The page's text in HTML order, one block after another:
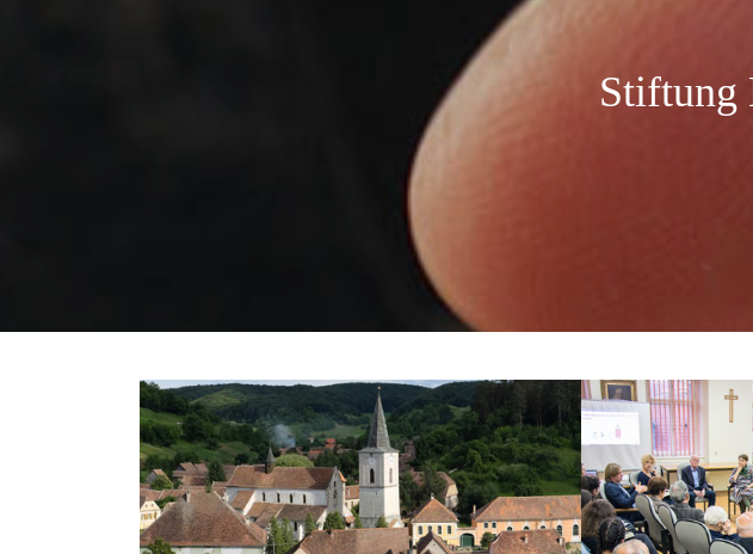
Stiftung